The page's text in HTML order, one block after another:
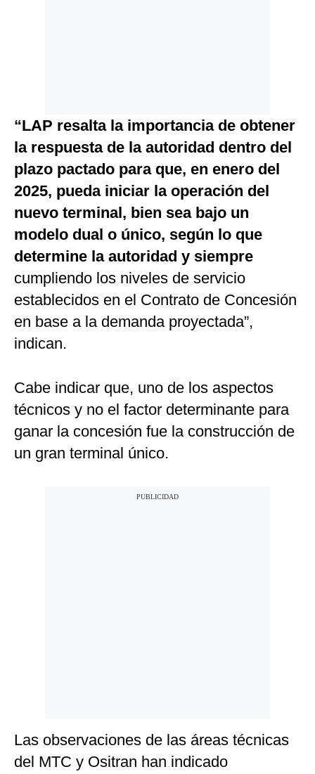
“LAP resalta la importancia de obtener
la respuesta de la autoridad dentro del
plazo pactado para que, en enero del
2025, pueda iniciar la operación del
nuevo terminal, bien sea bajo un
modelo dual o único, según lo que
determine la autoridad y siempre
cumpliendo los niveles de servicio
establecidos en el Contrato de Concesión
en base a la demanda proyectada”,
indican.
Cabe indicar que, uno de los aspectos
técnicos y no el factor determinante para
ganar la concesión fue la construcción de
un gran terminal único.
Las observaciones de las áreas técnicas
del MTC y Ositran han indicado